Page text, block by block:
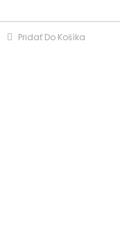
Pridať Do Košíka